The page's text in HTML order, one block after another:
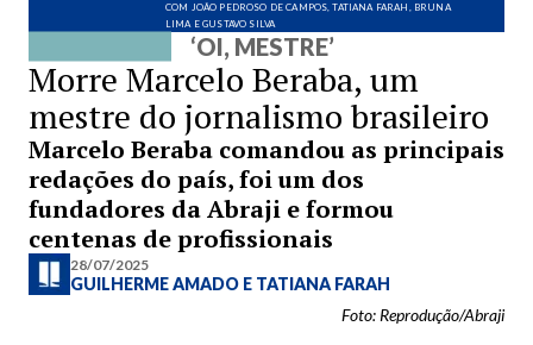
COM JOÃO PEDROSO DE CAMPOS, TATIANA FARAH, BRUNA
LIMA E GUSTAVO SILVA
‘OI, MESTRE’
Morre Marcelo Beraba, um
mestre do jornalismo brasileiro
Marcelo Beraba comandou as principais
redações do país, foi um dos
fundadores da Abraji e formou
centenas de profissionais
28/07/2025
GUILHERME AMADO E TATIANA FARAH
Foto: Reprodução/Abraji